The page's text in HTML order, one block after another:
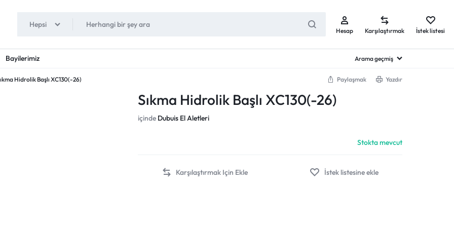
Hepsi
Hesap Karşılaştırmak İstek listesi
Bayilerimiz Arama geçmiş
Hidrolik Başlı XC130(-26) Paylaşmak Yazdır
Sıkma Hidrolik Başlı XC130(-26)
içinde Dubuis El Aletleri
Stokta mevcut